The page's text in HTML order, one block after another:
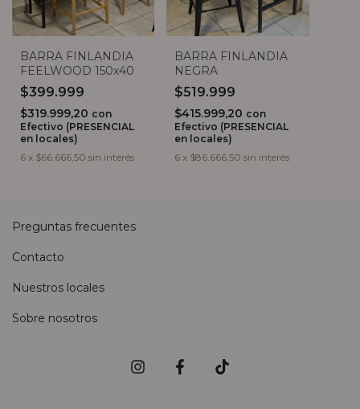
BARRA FINLANDIA
FEELWOOD 150x40
$399.999
$319.999,20 con
Efectivo (PRESENCIAL
en locales)
6 x $66.666,50 sin interés
BARRA FINLANDIA
NEGRA
$519.999
$415.999,20 con
Efectivo (PRESENCIAL
en locales)
6 x $86.666,50 sin interés
Preguntas frecuentes
Contacto
Nuestros locales
Sobre nosotros